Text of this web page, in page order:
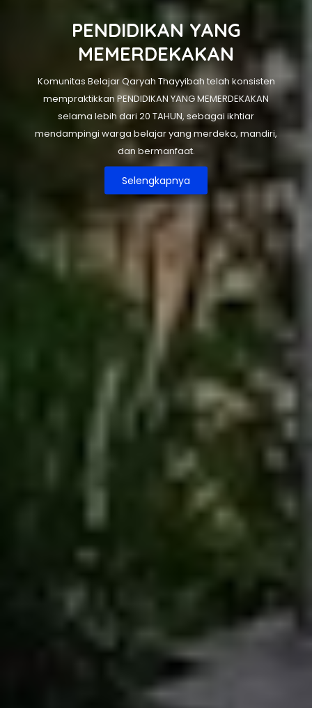
PENDIDIKAN YANG
MEMERDEKAKAN
Komunitas Belajar Qaryah Thayyibah telah konsisten
mempraktikkan PENDIDIKAN YANG MEMERDEKAKAN
selama lebih dari 20 TAHUN, sebagai ikhtiar
mendampingi warga belajar yang merdeka, mandiri,
dan bermanfaat.
Selengkapnya